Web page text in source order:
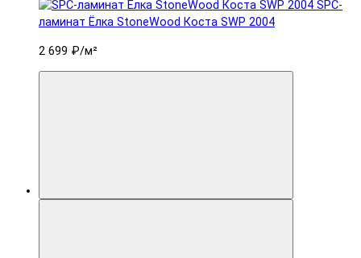
SPC-
ламинат Ëлка StoneWood Коста SWP 2004
2 699 ₽/м²